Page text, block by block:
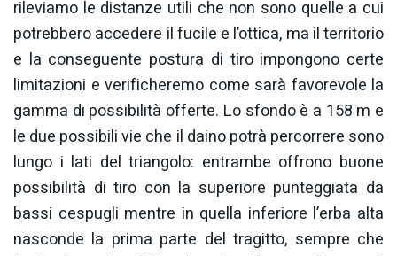
rileviamo le distanze utili che non sono quelle a cui
potrebbero accedere il fucile e l’ottica, ma il territorio
e la conseguente postura di tiro impongono certe
limitazioni e verificheremo come sarà favorevole la
gamma di possibilità offerte. Lo sfondo è a 158 m e
le due possibili vie che il daino potrà percorrere sono
lungo i lati del triangolo: entrambe offrono buone
possibilità di tiro con la superiore punteggiata da
bassi cespugli mentre in quella inferiore l’erba alta
nasconde la prima parte del tragitto, sempre che